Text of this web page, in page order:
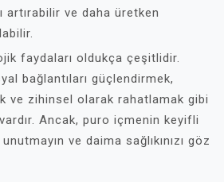
artırabilir ve daha üretken
faydaları oldukça çeşitlidir.
bağlantıları güçlendirmek,
ve zihinsel olarak rahatlamak gibi
Ancak, puro içmenin keyifli
ve daima sağlıkınızı göz